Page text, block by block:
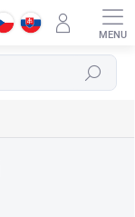
Hledat